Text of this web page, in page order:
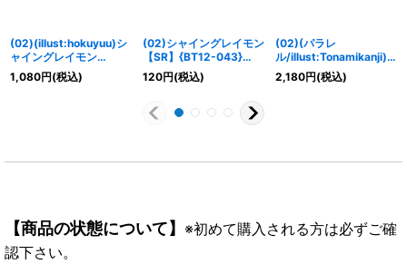
(02)(illust:hokuyuu)シ
ャイングレイモン
【SR】{BT12-043}
《多》
1,080円(税込)
(02)シャイングレイモン
【SR】{BT12-043}
《多》
120円(税込)
(02)(パラレ
ル/illust:Tonamikanji)
シャイングレイモン
【SR-P】{BT12-043}
2,180円(税込)
【商品の状態について】 ※初めて購入される方は必ずご確
認下さい。